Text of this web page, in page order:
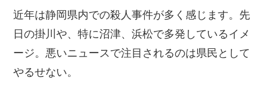
近年は静岡県内での殺人事件が多く感じます。先
日の掛川や、特に沼津、浜松で多発しているイメ
ージ。悪いニュースで注目されるのは県民として
やるせない。